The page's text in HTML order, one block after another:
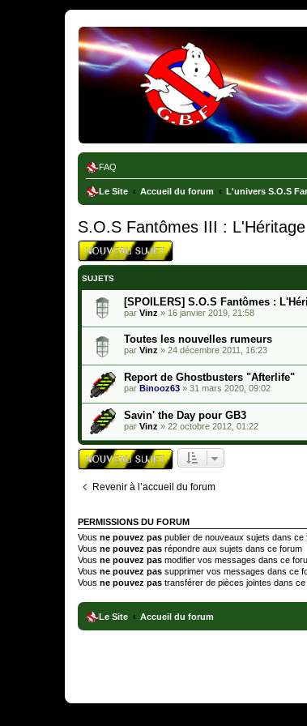
Ghostbusters France
FAQ
Le Site Accueil du forum L'univers S.O.S
S.O.S Fantômes III :
SUJETS
[SPOILERS] S.O.S Fantômes :
par Vinz » 16 janvier 2019, 21:58
Toutes les nouvelles rumeurs
par Vinz » 24 décembre 2011, 16:23
Report de Ghostbusters "Afterlife"
par Binooz63 » 31 mars 2020, 09:02
Savin' the Day pour GB3
par Vinz » 22 octobre 2012, 01:22
Revenir à l’accueil du forum
PERMISSIONS DU FORUM
Vous ne pouvez pas publier de nouveaux sujets dans ce
Vous ne pouvez pas répondre aux sujets dans ce forum
Vous ne pouvez pas modifier vos messages dans ce
Vous ne pouvez pas supprimer vos messages dans ce
Vous ne pouvez pas transférer de pièces jointes dans ce
Le Site Accueil du forum